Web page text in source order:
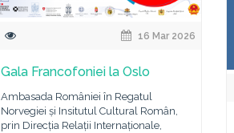
16 Mar 2026
Gala Francofoniei la Oslo
Ambasada României în Regatul
Norvegiei și Insitutul Cultural Român,
prin Direcția Relații Internaționale,